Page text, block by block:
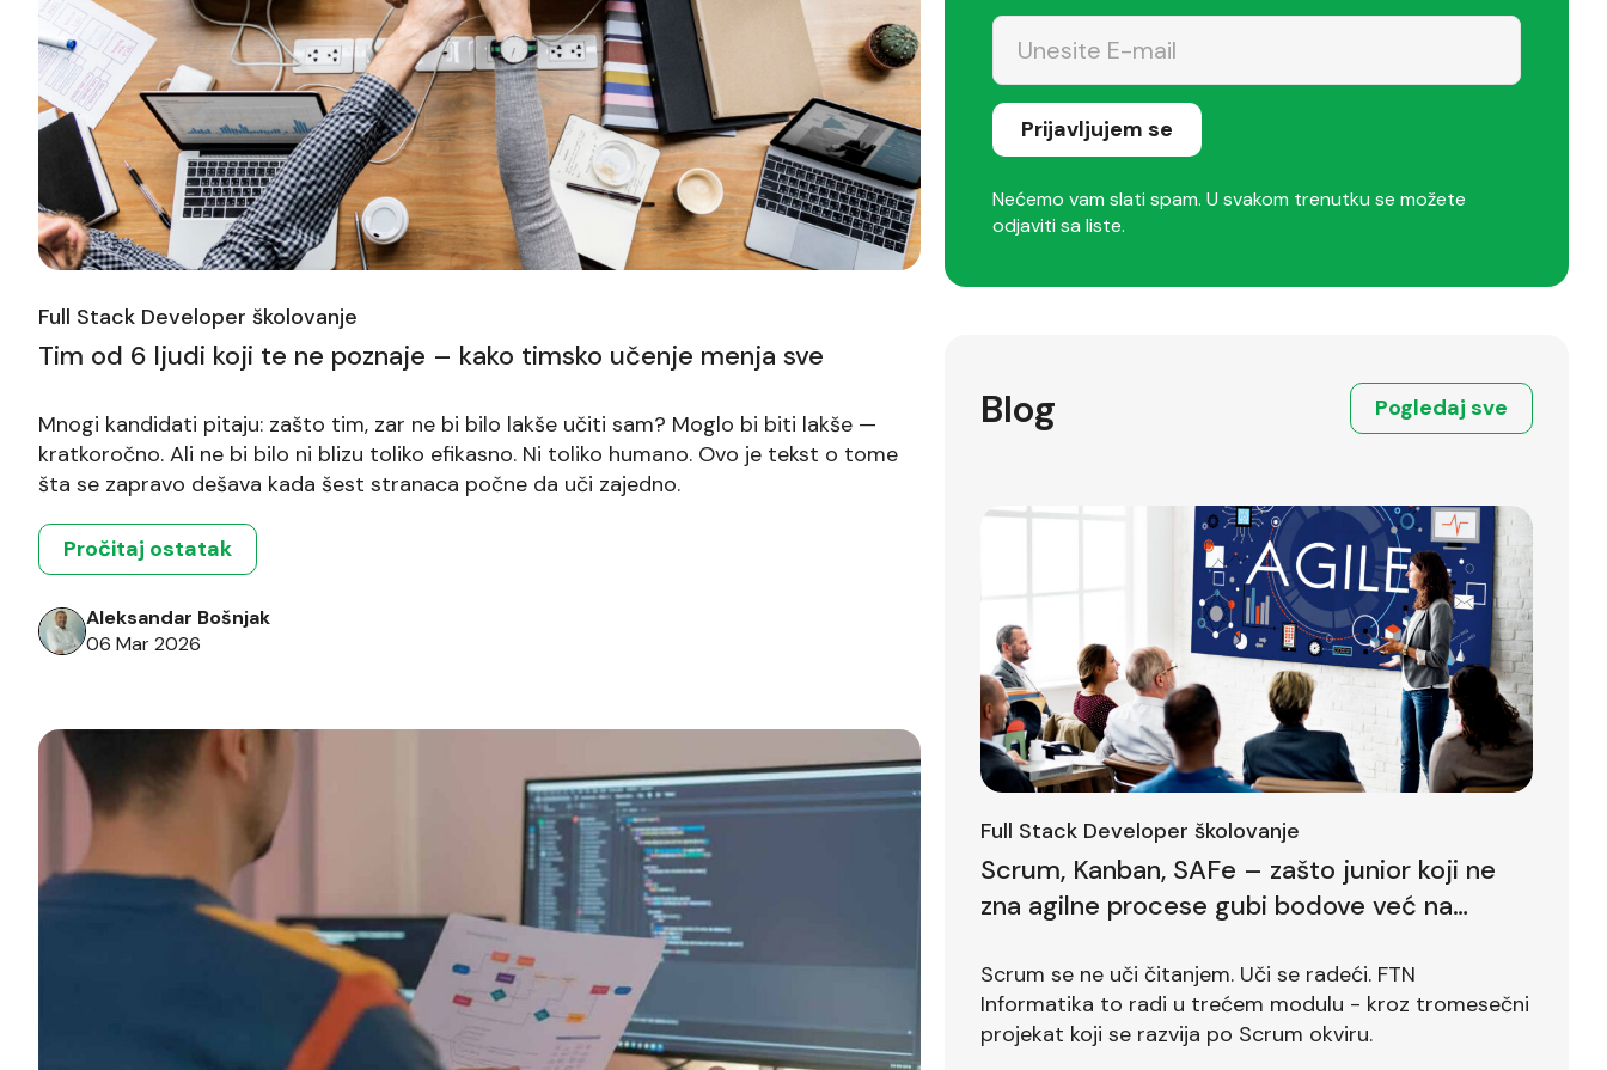
Full Stack Developer školovanje
Tim od 6 ljudi koji te ne poznaje – kako timsko učenje menja sve
Mnogi kandidati pitaju: zašto tim, zar ne bi bilo lakše učiti sam? Moglo bi biti lakše —
kratkoročno. Ali ne bi bilo ni blizu toliko efikasno. Ni toliko humano. Ovo je tekst o tome
šta se zapravo dešava kada šest stranaca počne da uči zajedno.
Pročitaj ostatak
Aleksandar Bošnjak
06 Mar 2026
Prijavljujem se
Nećemo vam slati spam. U svakom trenutku se možete
odjaviti sa liste.
Blog Pogledaj sve
Full Stack Developer školovanje
Scrum, Kanban, SAFe – zašto junior koji ne
zna agilne procese gubi bodove već na
Scrum se ne uči čitanjem. Uči se radeći. FTN
Informatika to radi u trećem modulu - kroz tromesečni
projekat koji se razvija po Scrum okviru.